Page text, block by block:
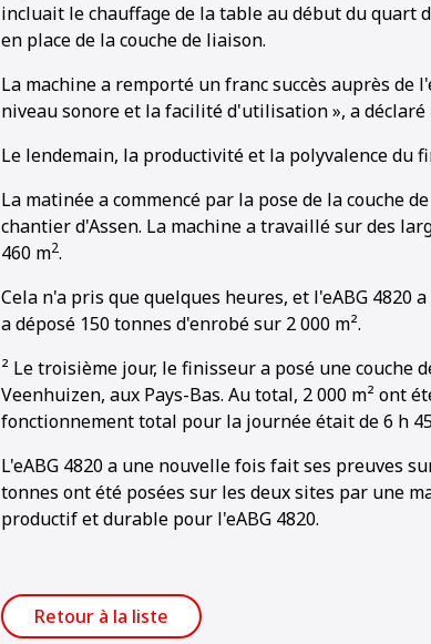
incluait le chauffage de la table au début du quart
en place de la couche de liaison.
La machine a remporté un franc succès auprès de
niveau sonore et la facilité d'utilisation », a
Le lendemain, la productivité et la polyvalence du
La matinée a commencé par la pose de la couche
chantier d'Assen. La machine a travaillé sur des
460 m2.
Cela n'a pris que quelques heures, et l'eABG 4820
a déposé 150 tonnes d'enrobé sur 2 000 m².
² Le troisième jour, le finisseur a posé une couche
Veenhuizen, aux Pays-Bas. Au total, 2 000 m² ont
fonctionnement total pour la journée était de 6 h
L'eABG 4820 a une nouvelle fois fait ses preuves
tonnes ont été posées sur les deux sites par une
productif et durable pour l'eABG 4820.
Retour à la liste